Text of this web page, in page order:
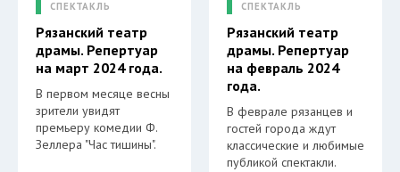
СПЕКТАКЛЬ
Рязанский театр
драмы. Репертуар
на март 2024 года.
В первом месяце весны
зрители увидят
премьеру комедии Ф.
Зеллера "Час тишины".
СПЕКТАКЛЬ
Рязанский театр
драмы. Репертуар
на февраль 2024
года.
В феврале рязанцев и
гостей города ждут
классические и любимые
публикой спектакли.